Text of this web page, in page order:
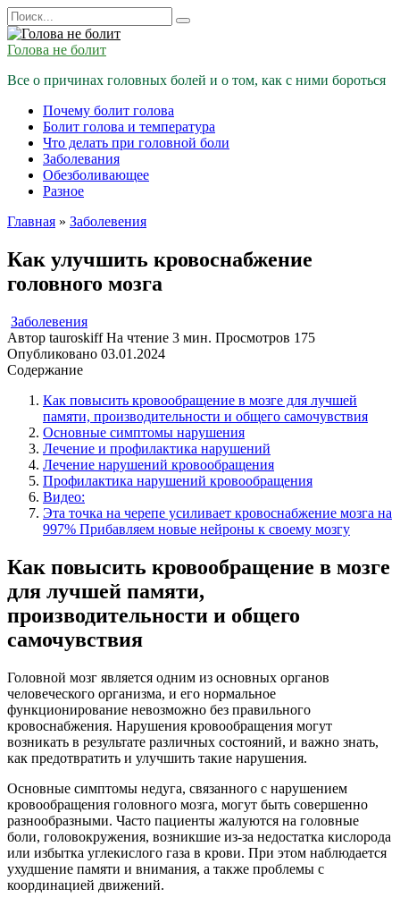
Перейти
к
содержанию
Search
for:
Голова не болит
Все о причинах головных болей и о том, как с ними бороться
Почему болит голова
Болит голова и температура
Что делать при головной боли
Заболевания
Обезболивающее
Разное
Главная » Заболевения
Как улучшить кровоснабжение
головного мозга
Заболевения
Автор tauroskiff На чтение 3 мин. Просмотров 175
Опубликовано 03.01.2024
Содержание
Как повысить кровообращение в мозге для лучшей
памяти, производительности и общего самочувствия
Основные симптомы нарушения
Лечение и профилактика нарушений
Лечение нарушений кровообращения
Профилактика нарушений кровообращения
Видео:
Эта точка на черепе усиливает кровоснабжение мозга на
997% Прибавляем новые нейроны к своему мозгу
Как повысить кровообращение в мозге
для лучшей памяти,
производительности и общего
самочувствия
Головной мозг является одним из основных органов
человеческого организма, и его нормальное
функционирование невозможно без правильного
кровоснабжения. Нарушения кровообращения могут
возникать в результате различных состояний, и важно знать,
как предотвратить и улучшить такие нарушения.
Основные симптомы недуга, связанного с нарушением
кровообращения головного мозга, могут быть совершенно
разнообразными. Часто пациенты жалуются на головные
боли, головокружения, возникшие из-за недостатка кислорода
или избытка углекислого газа в крови. При этом наблюдается
ухудшение памяти и внимания, а также проблемы с
координацией движений.